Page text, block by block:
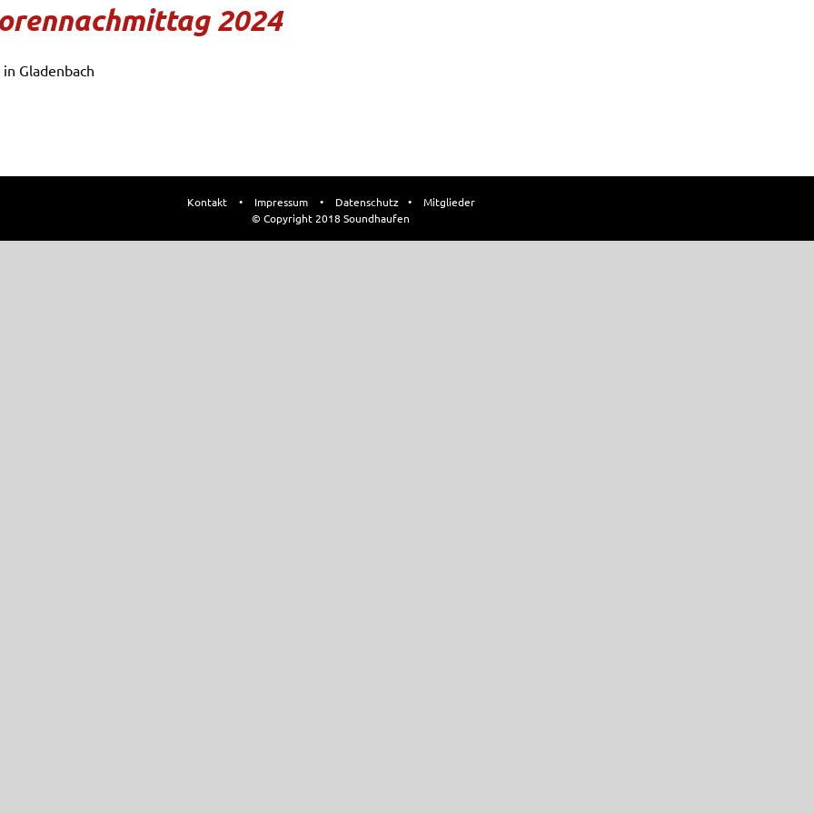
2024
Gladenbach
Kontakt • Impressum • Datenschutz •
Mitglieder
© Copyright 2018 Soundhaufen